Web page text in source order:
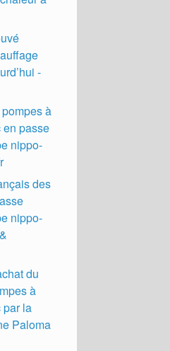
-
à
en passe
nippo-
des
nippo-
du
à
par la
Paloma